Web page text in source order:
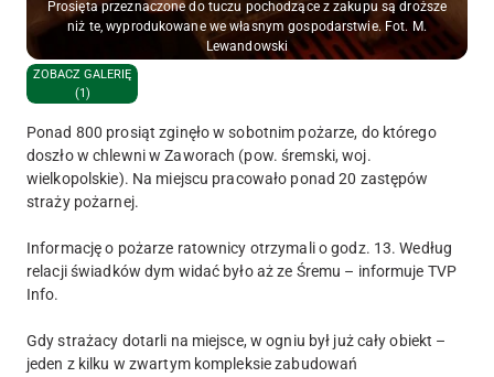
Prosięta przeznaczone do tuczu pochodzące z zakupu są droższe
niż te, wyprodukowane we własnym gospodarstwie. Fot. M.
Lewandowski
ZOBACZ GALERIĘ
(1)
Ponad 800 prosiąt zginęło w sobotnim pożarze, do którego
doszło w chlewni w Zaworach (pow. śremski, woj.
wielkopolskie). Na miejscu pracowało ponad 20 zastępów
straży pożarnej.
Informację o pożarze ratownicy otrzymali o godz. 13. Według
relacji świadków dym widać było aż ze Śremu – informuje TVP
Info.
Gdy strażacy dotarli na miejsce, w ogniu był już cały obiekt –
jeden z kilku w zwartym kompleksie zabudowań